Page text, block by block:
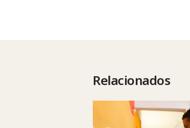
Relacionados